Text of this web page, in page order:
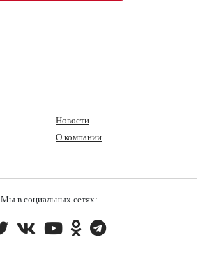
Новости
О компании
Мы в социальных сетях: